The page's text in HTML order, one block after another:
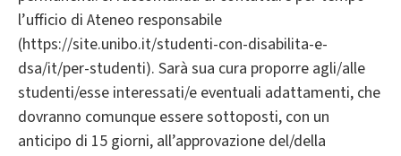
l’ufficio di Ateneo responsabile
(https://site.unibo.it/studenti-con-disabilita-e-
dsa/it/per-studenti). Sarà sua cura proporre agli/alle
studenti/esse interessati/e eventuali adattamenti, che
dovranno comunque essere sottoposti, con un
anticipo di 15 giorni, all’approvazione del/della